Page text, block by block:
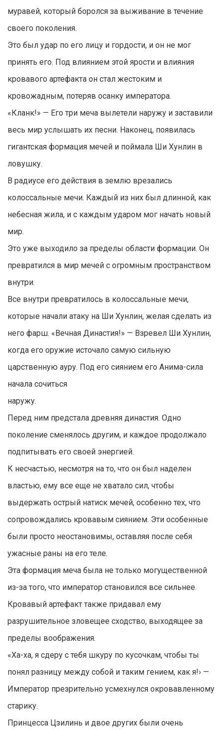
муравей, который боролся за выживание в течение
своего поколения.
Это был удар по его лицу и гордости, и он не мог
принять его. Под влиянием этой ярости и влияния
кровавого артефакта он стал жестоким и
кровожадным, потеряв осанку императора.
«Кланк!» — Его три меча вылетели наружу и заставили
весь мир услышать их песни. Наконец, появилась
гигантская формация мечей и поймала Ши Хунлин в
ловушку.
В радиусе его действия в землю врезались
колоссальные мечи. Каждый из них был длинной, как
небесная жила, и с каждым ударом мог начать новый
мир.
Это уже выходило за пределы области формации. Он
превратился в мир мечей с огромным пространством
внутри.
Все внутри превратилось в колоссальные мечи,
которые начали атаку на Ши Хунлин, желая сделать из
него фарш. «Вечная Династия!» — Взревел Ши Хунлин,
когда его оружие источало самую сильную
царственную ауру. Под его сиянием его Анима-сила
начала сочиться
наружу.
Перед ним предстала древняя династия. Одно
поколение сменялось другим, и каждое продолжало
подпитывать его своей энергией.
К несчастью, несмотря на то, что он был наделен
властью, ему все еще не хватало сил, чтобы
выдержать острый натиск мечей, особенно тех, что
сопровождались кровавым сиянием. Эти особенные
были просто неостановимы, оставляя после себя
ужасные раны на его теле.
Эта формация меча была не только могущественной
из-за того, что император становился все сильнее.
Кровавый артефакт также придавал ему
разрушительное зловещее сходство, выходящее за
пределы воображения.
«Ха-ха, я сдеру с тебя шкуру по кусочкам, чтобы ты
понял разницу между собой и таким гением, как я!› —
Император презрительно усмехнулся окровавленному
старику.
Принцесса Цзилинь и двое других были очень